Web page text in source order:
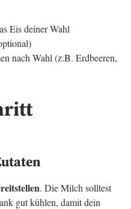
Eis deiner Wahl
nach Wahl (z.B. Erdbeeren,
. Die Milch solltest
gut kühlen, damit dein